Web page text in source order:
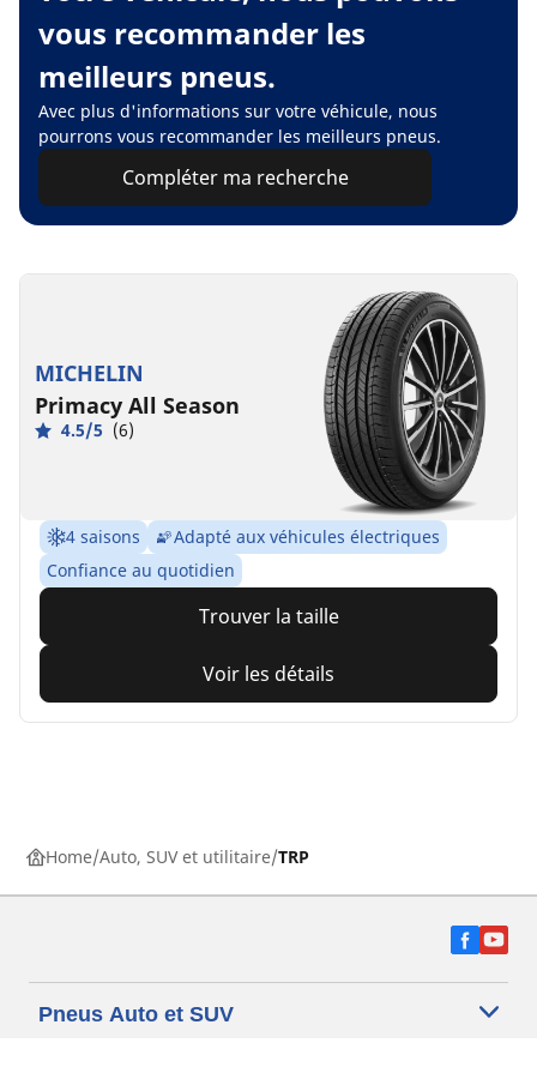
vous recommander les
meilleurs pneus.
Avec plus d'informations sur votre véhicule, nous
pourrons vous recommander les meilleurs pneus.
Compléter ma recherche
MICHELIN
Primacy All Season
4.5/5 (6)
4 saisons
Adapté aux véhicules électriques
Confiance au quotidien
Trouver la taille
Voir les détails
Home Auto, SUV et utilitaire TRP
Pneus Auto et SUV